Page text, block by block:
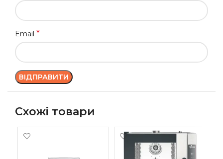
Email *
Схожі товари